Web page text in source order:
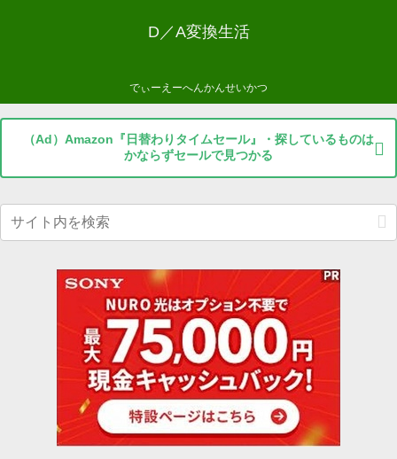
D／A変換生活
でぃーえーへんかんせいかつ
（Ad）Amazon『日替わりタイムセール』・探しているものは
かならずセールで見つかる